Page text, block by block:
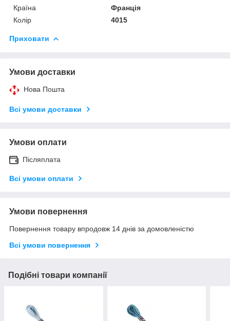
Країна
Франція
Колір
4015
Приховати
Умови доставки
Нова Пошта
Всі умови доставки
Умови оплати
Післяплата
Всі умови оплати
Умови повернення
Повернення товару впродовж 14 днів за домовленістю
Всі умови повернення
Подібні товари компанії